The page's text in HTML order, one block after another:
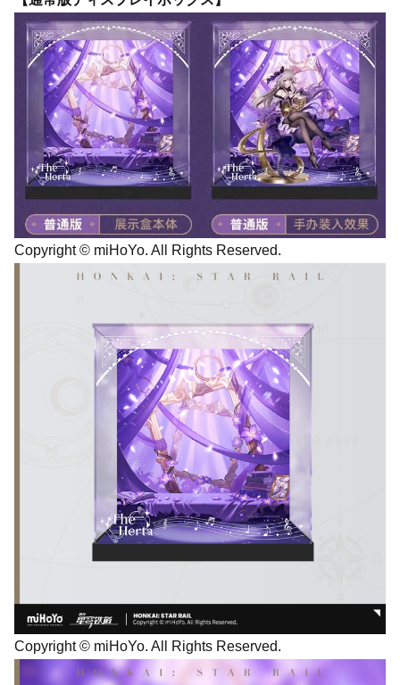
Copyright © miHoYo. All Rights Reserved.
Copyright © miHoYo. All Rights Reserved.